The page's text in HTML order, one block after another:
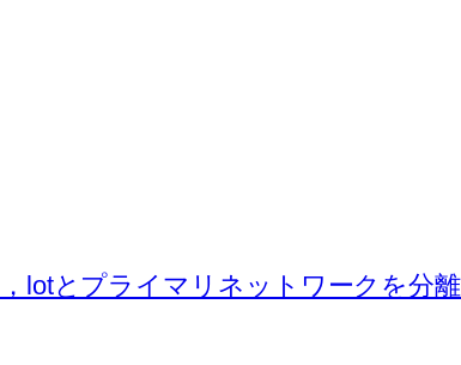
lotとプライマリネットワークを分